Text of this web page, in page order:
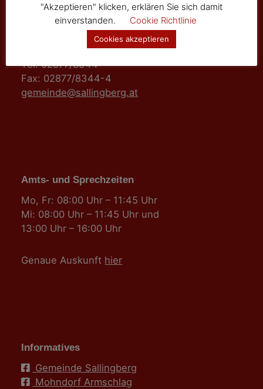
Marktgemeinde Sallingberg
3525 Sallingberg
Hauptstraße 24
Tel: 02877/8344
Fax: 02877/8344-4
gemeinde@sallingberg.at
Amts- und Sprechzeiten
Mo, Fr: 08:00 Uhr – 11:45 Uhr
Mi: 08:00 Uhr – 11:45 Uhr und
13:00 Uhr – 16:00 Uhr
Genaue Auskunft hier
Informatives
Gemeinde Sallingberg
Mohndorf Armschlag
"Akzeptieren" klicken, erklären Sie sich damit
einverstanden.
Cookie Richtlinie
Cookies akzeptieren